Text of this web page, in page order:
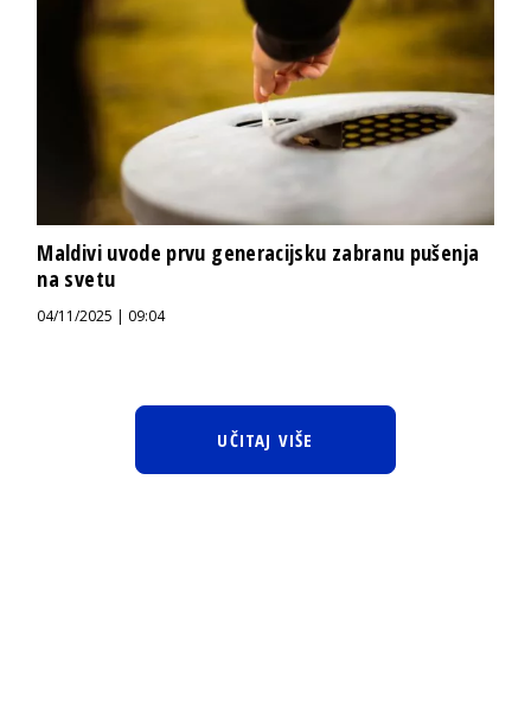
Maldivi uvode prvu generacijsku zabranu pušenja
na svetu
04/11/2025 | 09:04
UČITAJ VIŠE